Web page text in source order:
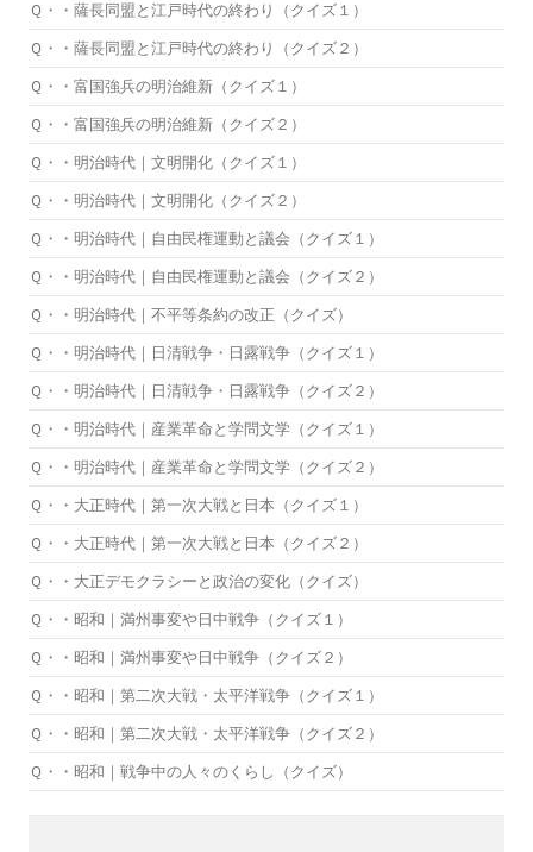
Ｑ・・薩長同盟と江戸時代の終わり（クイズ１）
Ｑ・・薩長同盟と江戸時代の終わり（クイズ２）
Ｑ・・富国強兵の明治維新（クイズ１）
Ｑ・・富国強兵の明治維新（クイズ２）
Ｑ・・明治時代｜文明開化（クイズ１）
Ｑ・・明治時代｜文明開化（クイズ２）
Ｑ・・明治時代｜自由民権運動と議会（クイズ１）
Ｑ・・明治時代｜自由民権運動と議会（クイズ２）
Ｑ・・明治時代｜不平等条約の改正（クイズ）
Ｑ・・明治時代｜日清戦争・日露戦争（クイズ１）
Ｑ・・明治時代｜日清戦争・日露戦争（クイズ２）
Ｑ・・明治時代｜産業革命と学問文学（クイズ１）
Ｑ・・明治時代｜産業革命と学問文学（クイズ２）
Ｑ・・大正時代｜第一次大戦と日本（クイズ１）
Ｑ・・大正時代｜第一次大戦と日本（クイズ２）
Ｑ・・大正デモクラシーと政治の変化（クイズ）
Ｑ・・昭和｜満州事変や日中戦争（クイズ１）
Ｑ・・昭和｜満州事変や日中戦争（クイズ２）
Ｑ・・昭和｜第二次大戦・太平洋戦争（クイズ１）
Ｑ・・昭和｜第二次大戦・太平洋戦争（クイズ２）
Ｑ・・昭和｜戦争中の人々のくらし（クイズ）